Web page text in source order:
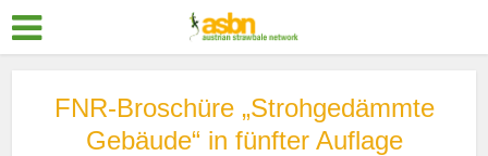
FNR-Broschüre „Strohgedämmte
Gebäude“ in fünfter Auflage